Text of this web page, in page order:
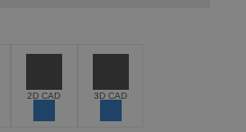
る場合には、システム全体として
れていること、および本製品が全
2D CAD 3D CAD